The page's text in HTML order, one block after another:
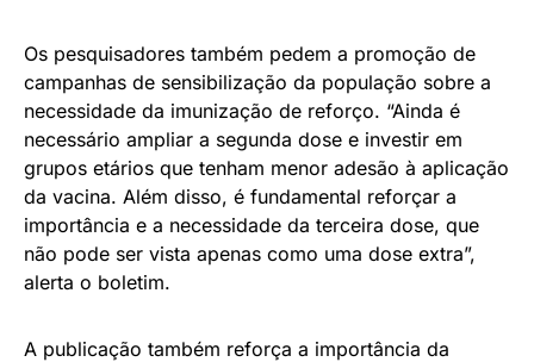
Os pesquisadores também pedem a promoção de
campanhas de sensibilização da população sobre a
necessidade da imunização de reforço. “Ainda é
necessário ampliar a segunda dose e investir em
grupos etários que tenham menor adesão à aplicação
da vacina. Além disso, é fundamental reforçar a
importância e a necessidade da terceira dose, que
não pode ser vista apenas como uma dose extra”,
alerta o boletim.
A publicação também reforça a importância da